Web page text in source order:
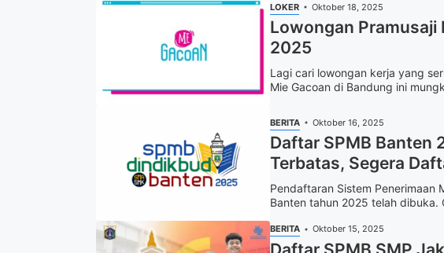
LOKER Oktober 18, 2025
Lowongan Pramusaji
2025
Lagi cari lowongan kerja yang
Mie Gacoan di Bandung ini
BERITA Oktober 16, 2025
Daftar SPMB Banten
Terbatas, Segera
Pendaftaran Sistem Penerimaan
Banten tahun 2025 telah
BERITA Oktober 15, 2025